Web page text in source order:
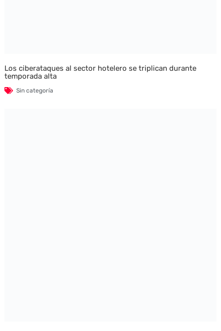
Los ciberataques al sector hotelero se triplican durante
temporada alta
Sin categoría